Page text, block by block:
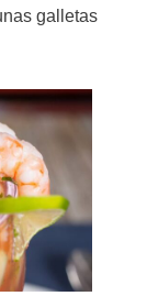
galletas